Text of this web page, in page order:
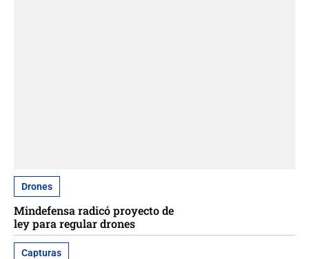
Drones
Mindefensa radicó proyecto de
ley para regular drones
Capturas